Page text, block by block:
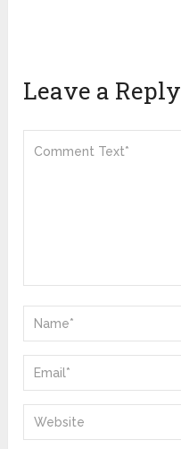
Leave a Reply